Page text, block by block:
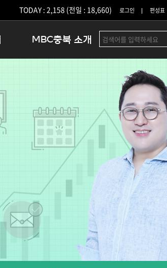
TODAY : 2,158 (전일 : 18,660) 로그인 편성표
MBC충북 소개
방송권역
광고안내
아나운서
오시는길